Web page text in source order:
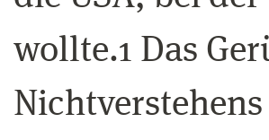
wollte.1 Das